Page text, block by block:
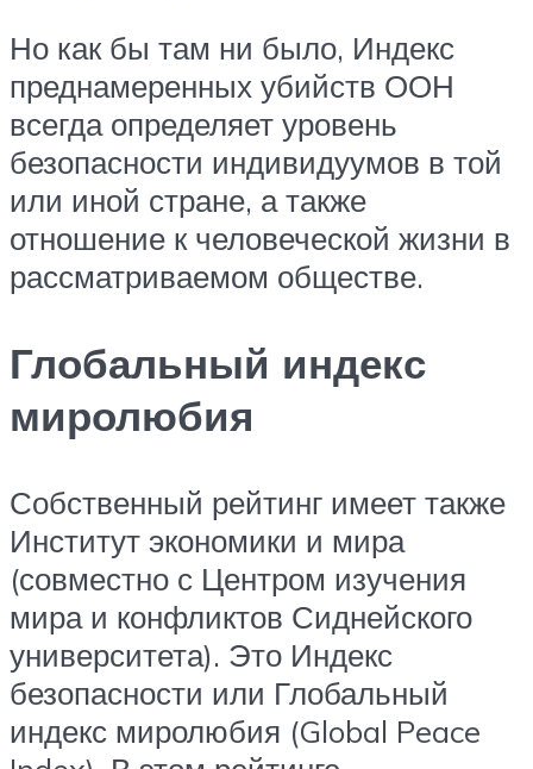
Но как бы там ни было, Индекс
преднамеренных убийств ООН
всегда определяет уровень
безопасности индивидуумов в той
или иной стране, а также
отношение к человеческой жизни в
рассматриваемом обществе.
Глобальный индекс
миролюбия
Собственный рейтинг имеет также
Институт экономики и мира
(совместно с Центром изучения
мира и конфликтов Сиднейского
университета). Это Индекс
безопасности или Глобальный
индекс миролюбия (Global Peace